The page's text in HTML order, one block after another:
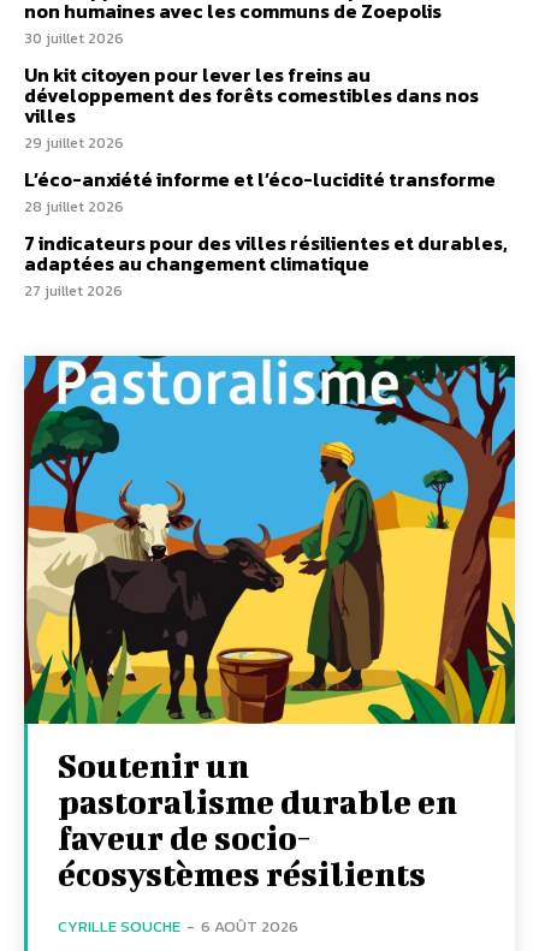
non humaines avec les communs de Zoepolis
30 juillet 2026
Un kit citoyen pour lever les freins au
développement des forêts comestibles dans nos
villes
29 juillet 2026
L’éco-anxiété informe et l’éco-lucidité transforme
28 juillet 2026
7 indicateurs pour des villes résilientes et durables,
adaptées au changement climatique
27 juillet 2026
Soutenir un
pastoralisme durable en
faveur de socio-
écosystèmes résilients
CYRILLE SOUCHE - 6 AOÛT 2026